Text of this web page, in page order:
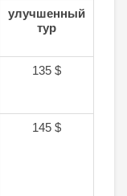
улучшенный
тур
135 $
145 $